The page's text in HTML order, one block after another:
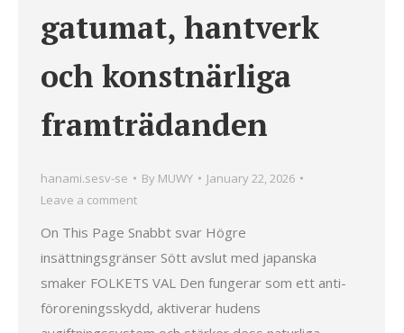
gatumat, hantverk
och konstnärliga
framträdanden
hanami.sesv-se By MUWY
January 22, 2026
Leave a comment
On This Page Snabbt svar Högre
insättningsgränser Sött avslut med japanska
smaker FOLKETS VAL Den fungerar som ett anti-
föroreningsskydd, aktiverar hudens